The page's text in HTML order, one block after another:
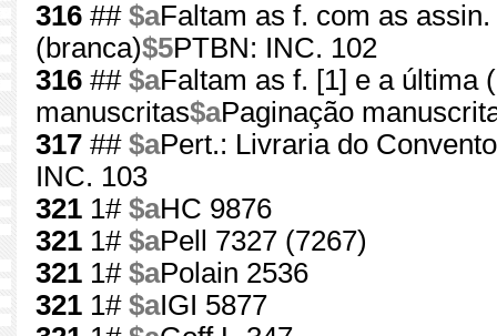
316 ## $aFaltam as f. com as
(branca)$5PTBN: INC. 102
316 ## $aFaltam as f. [1] e a última
manuscritas$aPaginação
317 ## $aPert.: Livraria do
INC. 103
321 1# $aHC 9876
321 1# $aPell 7327 (7267)
321 1# $aPolain 2536
321 1# $aIGI 5877